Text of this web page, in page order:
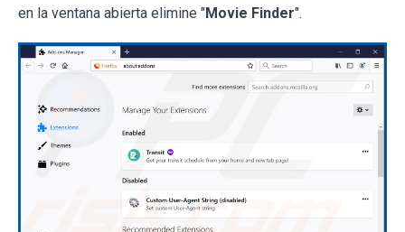
en la ventana abierta elimine "Movie Finder".